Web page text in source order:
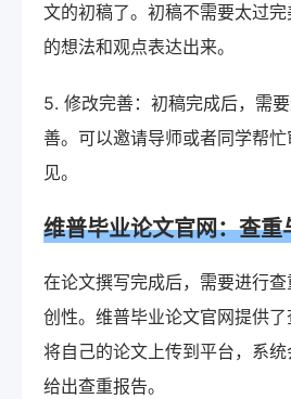
文的初稿了。初稿不需要太过
的想法和观点表达出来。
5. 修改完善：初稿完成后，需
善。可以邀请导师或者同学帮
见。
维普毕业论文官网：查重
在论文撰写完成后，需要进行
创性。维普毕业论文官网提供
将自己的论文上传到平台，系
给出查重报告。